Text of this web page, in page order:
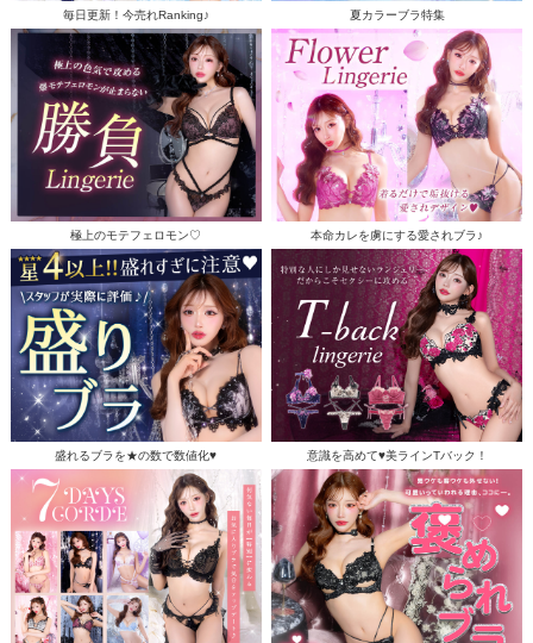
毎日更新！今売れRanking♪ 夏カラーブラ特集
極上のモテフェロモン♡ 本命カレを虜にする愛されブラ♪
盛れるブラを★の数で数値化♥ 意識を高めて♥美ラインTバック！